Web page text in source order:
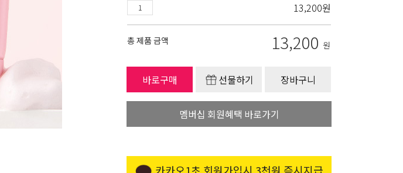
13,200원
총 제품 금액 13,200 원
바로구매 선물하기 장바구니
멤버십 회원혜택 바로가기